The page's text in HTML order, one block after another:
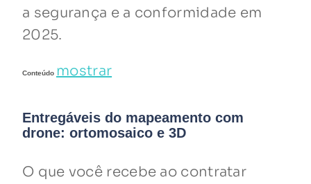
a segurança e a conformidade em
2025.
Conteúdo mostrar
Entregáveis do mapeamento com
drone: ortomosaico e 3D
O que você recebe ao contratar